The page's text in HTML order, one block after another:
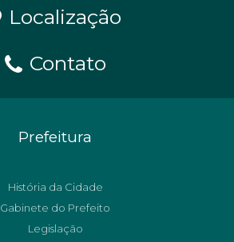
Localização
Contato
Prefeitura
História da Cidade
Gabinete do Prefeito
Legislação